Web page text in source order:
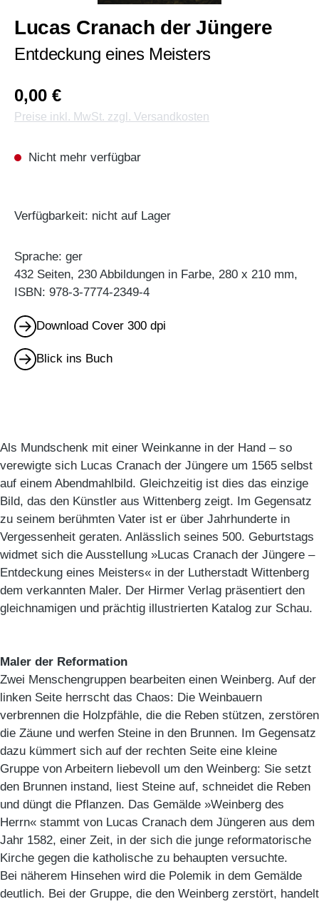
Lucas Cranach der Jüngere
Entdeckung eines Meisters
0,00 €
Preise inkl. MwSt. zzgl. Versandkosten
Nicht mehr verfügbar
Verfügbarkeit: nicht auf Lager
Sprache: ger
432 Seiten, 230 Abbildungen in Farbe, 280 x 210 mm,
ISBN: 978-3-7774-2349-4
Download Cover 300 dpi
Blick ins Buch
Als Mundschenk mit einer Weinkanne in der Hand – so
verewigte sich Lucas Cranach der Jüngere um 1565 selbst
auf einem Abendmahlbild. Gleichzeitig ist dies das einzige
Bild, das den Künstler aus Wittenberg zeigt. Im Gegensatz
zu seinem berühmten Vater ist er über Jahrhunderte in
Vergessenheit geraten. Anlässlich seines 500. Geburtstags
widmet sich die Ausstellung »Lucas Cranach der Jüngere –
Entdeckung eines Meisters« in der Lutherstadt Wittenberg
dem verkannten Maler. Der Hirmer Verlag präsentiert den
gleichnamigen und prächtig illustrierten Katalog zur Schau.
Maler der Reformation
Zwei Menschengruppen bearbeiten einen Weinberg. Auf der
linken Seite herrscht das Chaos: Die Weinbauern
verbrennen die Holzpfähle, die die Reben stützen, zerstören
die Zäune und werfen Steine in den Brunnen. Im Gegensatz
dazu kümmert sich auf der rechten Seite eine kleine
Gruppe von Arbeitern liebevoll um den Weinberg: Sie setzt
den Brunnen instand, liest Steine auf, schneidet die Reben
und düngt die Pflanzen. Das Gemälde »Weinberg des
Herrn« stammt von Lucas Cranach dem Jüngeren aus dem
Jahr 1582, einer Zeit, in der sich die junge reformatorische
Kirche gegen die katholische zu behaupten versuchte.
Bei näherem Hinsehen wird die Polemik in dem Gemälde
deutlich. Bei der Gruppe, die den Weinberg zerstört, handelt